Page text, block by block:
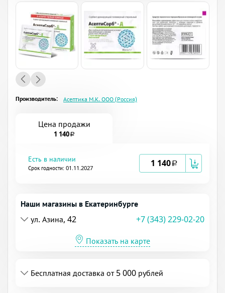
Производитель: Асептика М.К. ООО (Россия)
Цена продажи
1 140a
Есть в наличии
Срок годности: 01.11.2027 1 140a
Наши магазины в Екатеринбурге
ул. Азина, 42
+7 (343) 229-02-20
Показать на карте
Бесплатная доставка от 5 000 рублей